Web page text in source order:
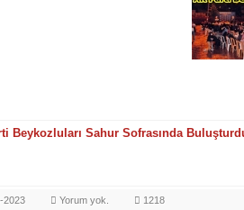
Beykozluları Sahur Sofrasında
2023 Yorum yok. 1218